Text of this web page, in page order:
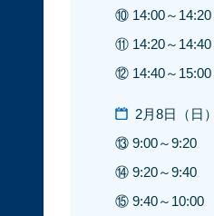
⑩ 14:00～14:20
⑪ 14:20～14:40
⑫ 14:40～15:00
2月8日（日
⑬ 9:00～9:20
⑭ 9:20～9:40
⑮ 9:40～10:00